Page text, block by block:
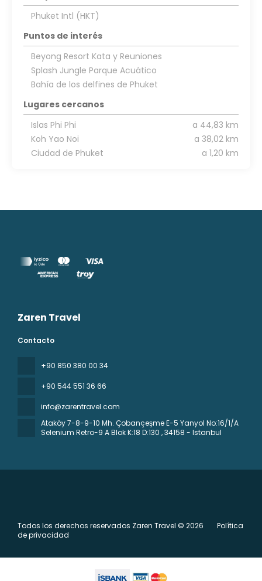
Phuket Intl (HKT)
Puntos de interés
Beyong Resort Kata y Reuniones
Splash Jungle Parque Acuático
Bahía de los delfines de Phuket
Lugares cercanos
Islas Phi Phi
a 44,83 km
Koh Yao Noi
a 38,02 km
Ciudad de Phuket
a 1,20 km
Zaren Travel
Contacto
+90 850 380 00 34
+90 544 551 36 66
info@zarentravel.com
Ataköy 7-8-9-10 Mh. Çobançeşme E-5 Yanyol No:16/1/A
Selenium Retro-9 A Blok K:18 D:130 , 34158 - Istanbul
Todos los derechos reservados Zaren Travel © 2026
Política
de privacidad